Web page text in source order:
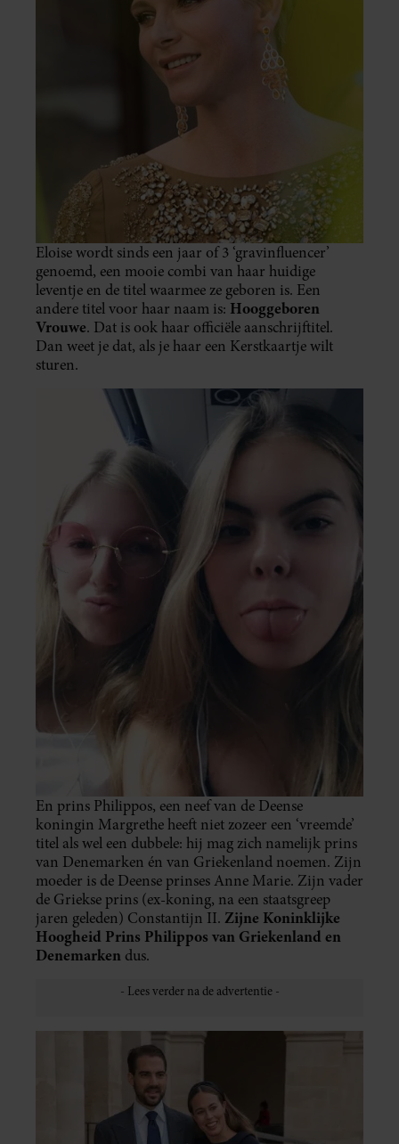
Eloise wordt sinds een jaar of 3 ‘gravinfluencer’
genoemd, een mooie combi van haar huidige
leventje en de titel waarmee ze geboren is. Een
andere titel voor haar naam is: Hooggeboren
Vrouwe. Dat is ook haar officiële aanschrijftitel.
Dan weet je dat, als je haar een Kerstkaartje wilt
sturen.
En prins Philippos, een neef van de Deense
koningin Margrethe heeft niet zozeer een ‘vreemde’
titel als wel een dubbele: hij mag zich namelijk prins
van Denemarken én van Griekenland noemen. Zijn
moeder is de Deense prinses Anne Marie. Zijn vader
de Griekse prins (ex-koning, na een staatsgreep
jaren geleden) Constantijn II. Zijne Koninklijke
Hoogheid Prins Philippos van Griekenland en
Denemarken dus.